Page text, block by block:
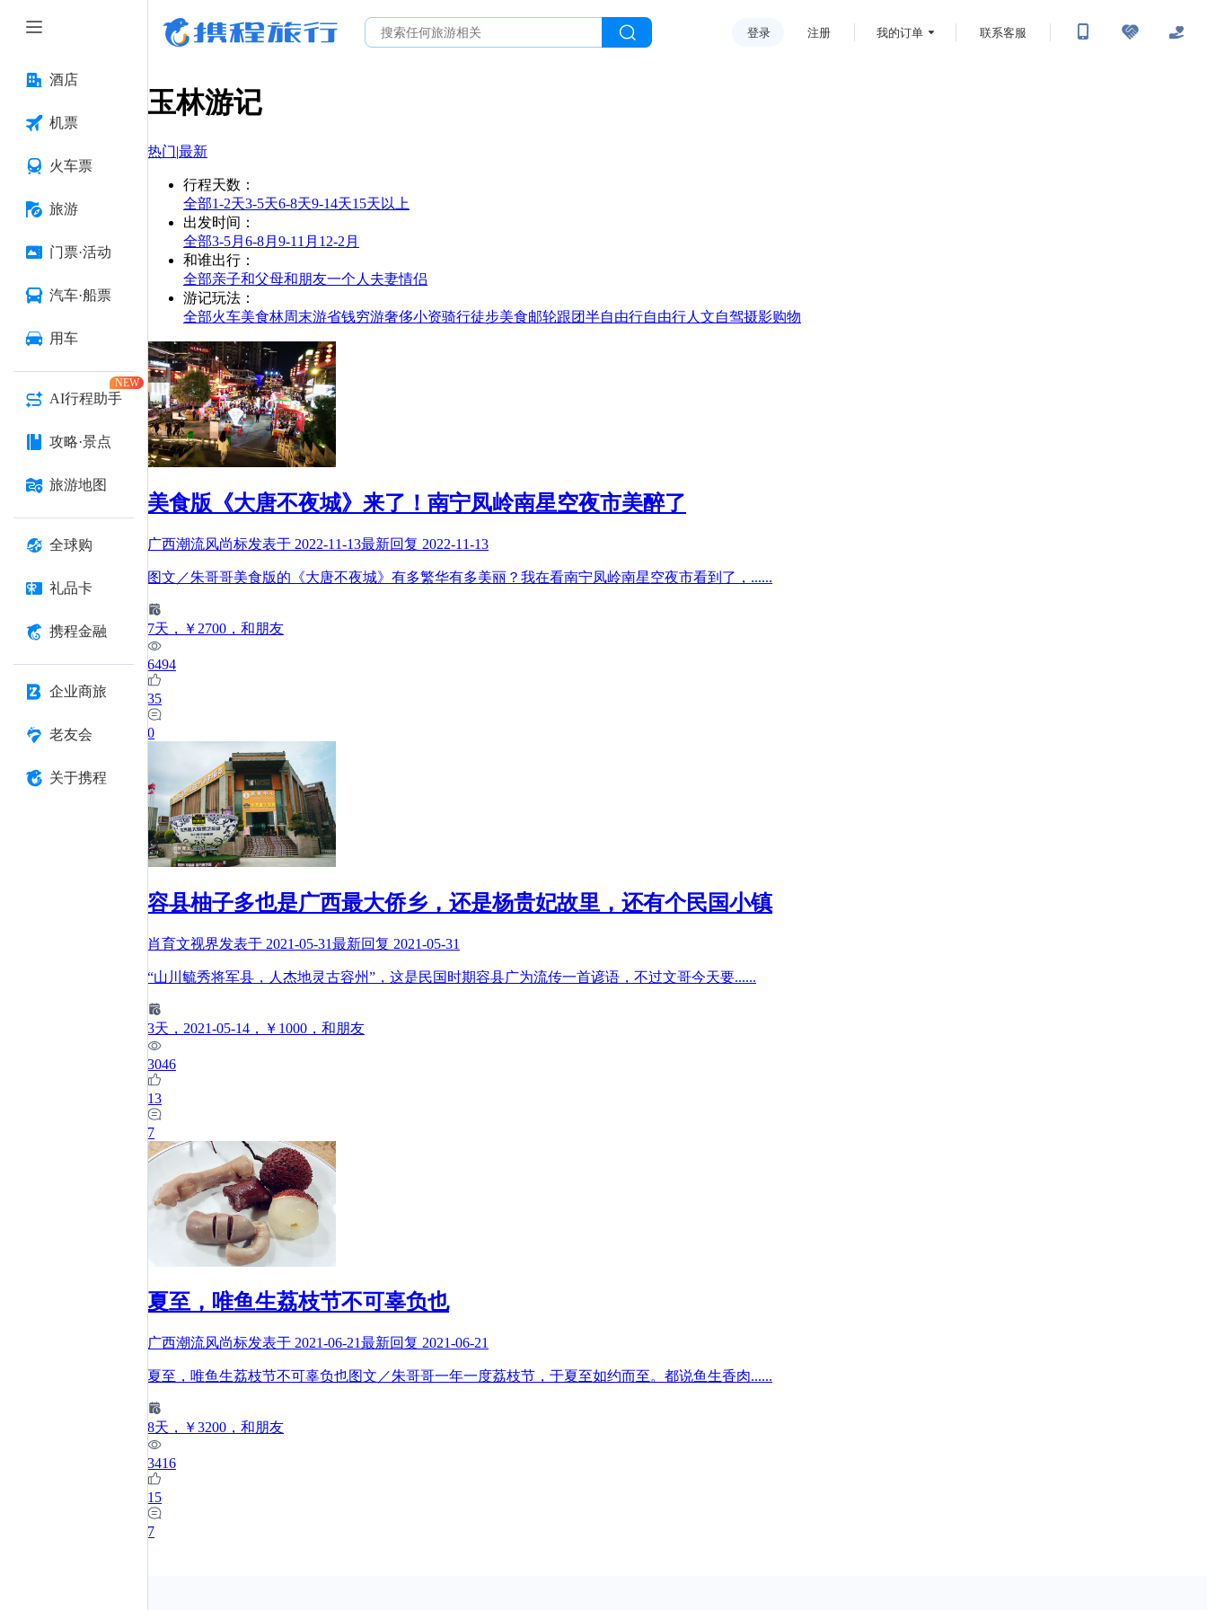
酒店
机票
火车票
旅游
门票·活动
汽车·船票
用车
AI行程助手
NEW
攻略·景点
旅游地图
全球购
礼品卡
携程金融
企业商旅
老友会
关于携程
登录 注册 我的订单 联系客服
玉林游记
热门|最新
行程天数 ：
全部1-2天3-5天6-8天9-14天15天以上
出发时间 ：
全部3-5月 6-8月 9-11月 12-2月
和谁出行 ：
全部亲子和父母和朋友一个人 夫妻情侣
游记玩法 ：
全部火车美食林周末游省钱穷游奢侈小资骑行徒步美食邮轮跟团半自由行自由行人文自驾摄影购物
美食版《大唐不夜城》来了！南宁凤岭南星空夜市美醉了
广西潮流风尚标发表于 2022-11-13最新回复 2022-11-13
图文／朱哥哥美食版的《大唐不夜城》有多繁华有多美丽？我在看南宁凤岭南星空夜市看到了， ......
7天 ，￥2700 ，和朋友
6494
35
0
容县柚子多也是广西最大侨乡，还是杨贵妃故里，还有个民国小镇
肖育文视界发表于 2021-05-31最新回复 2021-05-31
“山川毓秀将军县，人杰地灵古容州”，这是民国时期容县广为流传一首谚语，不过文哥今天要......
3天 ，2021-05-14 ，￥1000 ，和朋友
3046
13
7
夏至，唯鱼生荔枝节不可辜负也
广西潮流风尚标发表于 2021-06-21最新回复 2021-06-21
夏至，唯鱼生荔枝节不可辜负也图文／朱哥哥一年一度荔枝节，于夏至如约而至。都说鱼生香肉......
8天 ，￥3200 ，和朋友
3416
15
7